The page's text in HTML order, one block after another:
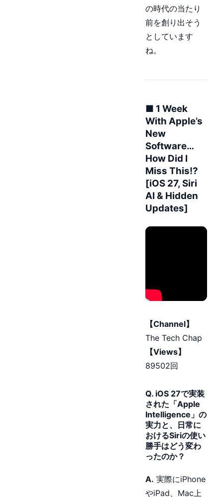
の時代の当たり
前を創り出そう
としています
ね。
■ 1 Week
With Apple’s
New
Software…
How Did I
Miss This!?
[iOS 27, Siri
AI & Hidden
Updates]
【Channel】
The Tech Chap
【Views】
89502回
Q. iOS 27で実装
された「Apple
Intelligence」の
実力と、日常に
おけるSiriの使い
勝手はどう変わ
ったのか？
A. 実際にiPhone
やiPad、Mac上